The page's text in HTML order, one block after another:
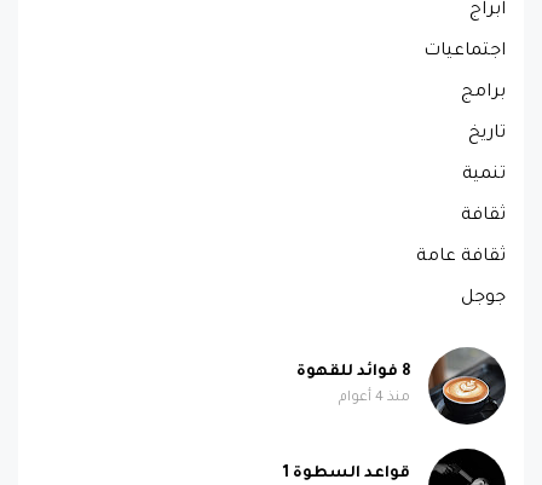
ابراج
اجتماعيات
برامج
تاريخ
تنمية
ثقافة
ثقافة عامة
جوجل
8 فوائد للقهوة
منذ 4 أعوام
قواعد السطوة 1